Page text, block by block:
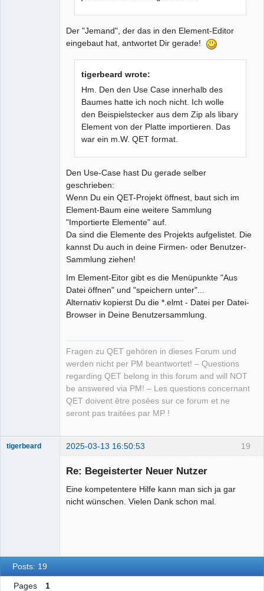
Der "Jemand", der das in den Element-Editor
eingebaut hat, antwortet Dir gerade!
tigerbeard wrote:
Hm. Den den Use Case innerhalb des
Baumes hatte ich noch nicht. Ich wolle
den Beispielstecker aus dem Zip als libary
Element von der Platte importieren. Das
war ein m.W. QET format.
Den Use-Case hast Du gerade selber
geschrieben:
Wenn Du ein QET-Projekt öffnest, baut sich im
Element-Baum eine weitere Sammlung
"Importierte Elemente" auf.
Da sind die Elemente des Projekts aufgelistet. Die
kannst Du auch in deine Firmen- oder Benutzer-
Sammlung ziehen!
Im Element-Eitor gibt es die Menüpunkte "Aus
Datei öffnen" und "speichern unter"...
Alternativ kopierst Du die *.elmt - Datei per Datei-
Browser in Deine Benutzersammlung.
Fragen zu QET gehören in dieses Forum und
werden nicht per PM beantwortet! – Questions
regarding QET belong in this forum and will NOT
be answered via PM! – Les questions concernant
QET doivent être posées sur ce forum et ne
seront pas traitées par MP !
19
tigerbeard 2025-03-13 16:50:53
Re: Begeisterter Neuer Nutzer
Eine kompetentere Hilfe kann man sich ja gar
nicht wünschen. Vielen Dank schon mal.
Posts: 19
Pages 1